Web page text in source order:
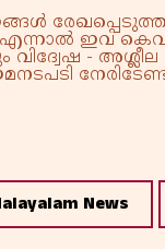
എന്നാൽ ഇവ
- അശ്ലീല
News